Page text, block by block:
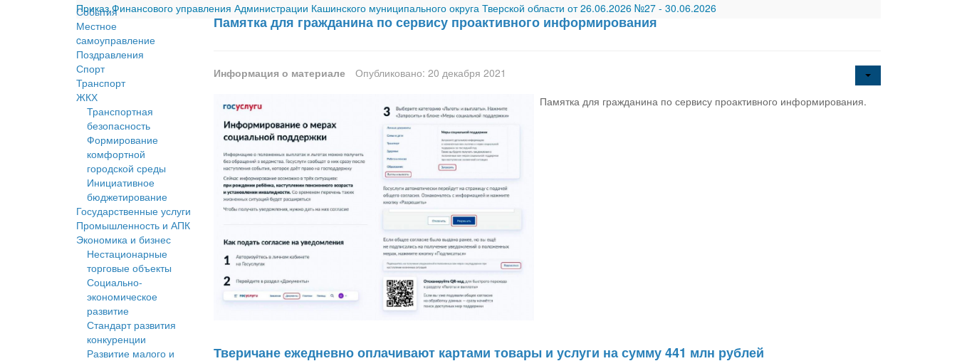
Приказ Финансового управления Администрации Кашинского муниципального округа Тверской области от 26.06.2026 №27 - 30.06.2026
События
Местное
cамоуправление
Поздравления
Спорт
Транспорт
ЖКХ
Транспортная
безопасность
Формирование
комфортной
городской среды
Инициативное
бюджетирование
Государственные услуги
Промышленность и АПК
Экономика и бизнес
Нестационарные
торговые объекты
Социально-
экономическое
развитие
Стандарт развития
конкуренции
Развитие малого и
Памятка для гражданина по сервису проактивного информирования
Информация о материале
Опубликовано: 20 декабря 2021
Памятка для гражданина по сервису проактивного информирования.
Тверичане ежедневно оплачивают картами товары и услуги на сумму 441 млн рублей